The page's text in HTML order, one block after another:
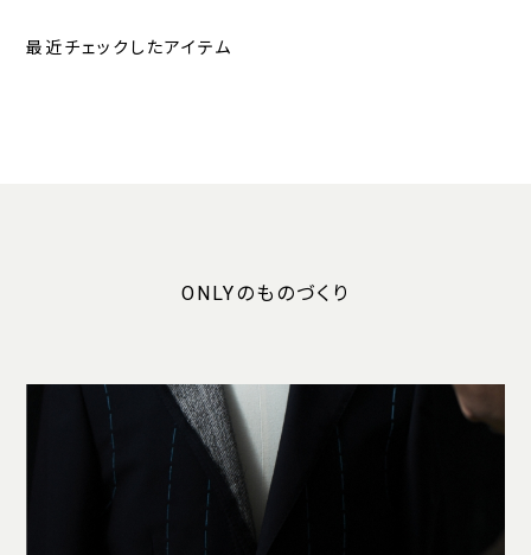
最近チェックしたアイテム
ONLYのものづくり